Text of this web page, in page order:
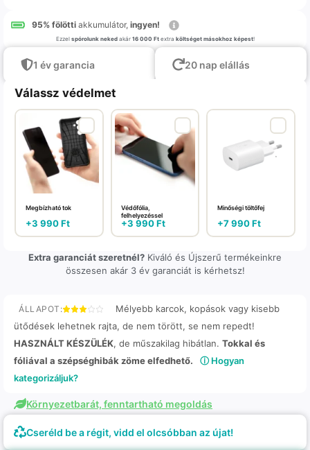
95% fölötti akkumulátor, ingyen!
Ezzel spórolunk nekedakár 16 000 Ftextra költséget másokhoz képest!
1 év garancia 20 nap elállás
Válassz védelmet
Megbízható tok
+3 990Ft
Védőfólia,
felhelyezéssel
+3 990Ft
Minőségi töltőfej
+7 990Ft
Extra garanciát szeretnél? Kiváló és Újszerű termékeinkre
összesen akár 3 év garanciát is kérhetsz!
ÁLLAPOT:
Mélyebb karcok, kopások vagy kisebb
ütődések lehetnek rajta, de nem törött, se nem repedt!
HASZNÁLT KÉSZÜLÉK, de műszakilag hibátlan. Tokkal és
fóliával a szépséghibák zöme elfedhető.
ⓘ Hogyan
kategorizáljuk?
Környezetbarát, fenntartható megoldás
Cseréld be a régit, vidd el olcsóbban az újat!